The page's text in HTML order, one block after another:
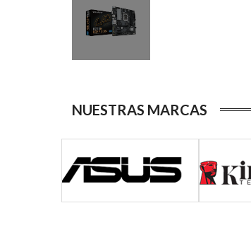
NUESTRAS MARCAS